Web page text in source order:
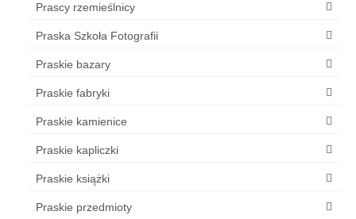
Prascy rzemieślnicy
Praska Szkoła Fotografii
Praskie bazary
Praskie fabryki
Praskie kamienice
Praskie kapliczki
Praskie książki
Praskie przedmioty